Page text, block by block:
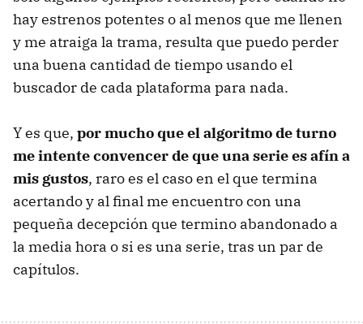
hay estrenos potentes o al menos que me llenen
y me atraiga la trama, resulta que puedo perder
una buena cantidad de tiempo usando el
buscador de cada plataforma para nada.
Y es que, por mucho que el algoritmo de turno
me intente convencer de que una serie es afín a
mis gustos, raro es el caso en el que termina
acertando y al final me encuentro con una
pequeña decepción que termino abandonado a
la media hora o si es una serie, tras un par de
capítulos.